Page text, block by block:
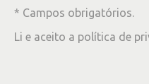
* Campos obrigatórios.
Li e aceito a política de